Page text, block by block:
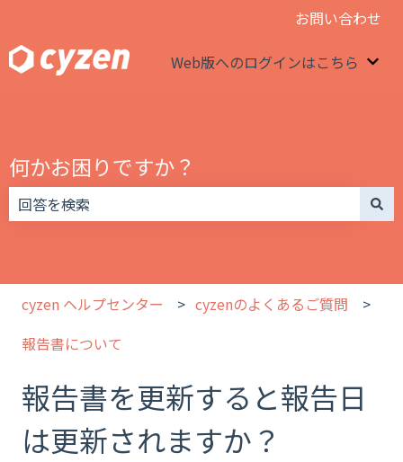
お問い合わせ
Web版へのログインはこちら
何かお困りですか？
cyzen ヘルプセンター
cyzenのよくあるご質問
報告書について
報告書を更新すると報告日
は更新されますか？